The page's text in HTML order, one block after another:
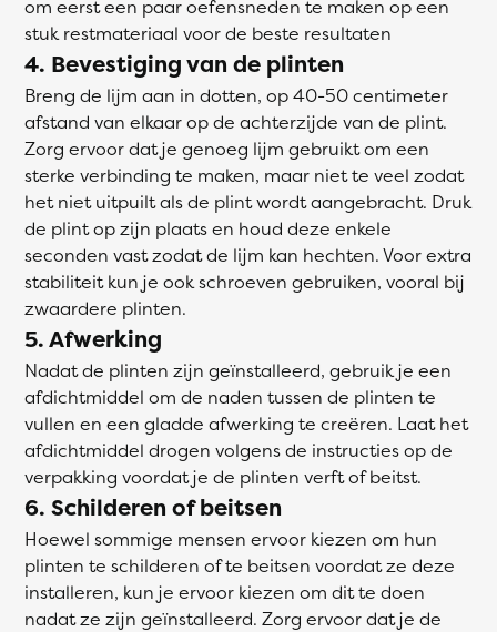
om eerst een paar oefensneden te maken op een
stuk restmateriaal voor de beste resultaten
4. Bevestiging van de plinten
Breng de lijm aan in dotten, op 40-50 centimeter
afstand van elkaar op de achterzijde van de plint.
Zorg ervoor dat je genoeg lijm gebruikt om een
sterke verbinding te maken, maar niet te veel zodat
het niet uitpuilt als de plint wordt aangebracht. Druk
de plint op zijn plaats en houd deze enkele
seconden vast zodat de lijm kan hechten. Voor extra
stabiliteit kun je ook schroeven gebruiken, vooral bij
zwaardere plinten.
5. Afwerking
Nadat de plinten zijn geïnstalleerd, gebruik je een
afdichtmiddel om de naden tussen de plinten te
vullen en een gladde afwerking te creëren. Laat het
afdichtmiddel drogen volgens de instructies op de
verpakking voordat je de plinten verft of beitst.
6. Schilderen of beitsen
Hoewel sommige mensen ervoor kiezen om hun
plinten te schilderen of te beitsen voordat ze deze
installeren, kun je ervoor kiezen om dit te doen
nadat ze zijn geïnstalleerd. Zorg ervoor dat je de